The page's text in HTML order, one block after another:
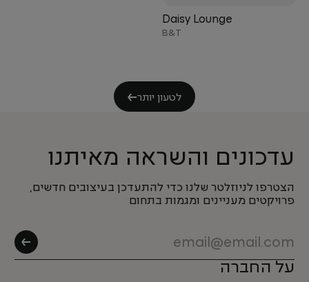
Daisy Lounge
B&T
לטעון יותר
עדכונים והשראה מאיתנו
הצטרפו לניוזלטר שלנו כדי להתעדכן בעיצובים חדשים,
פרויקטים מעניינים ומגמות בתחום
על החברה